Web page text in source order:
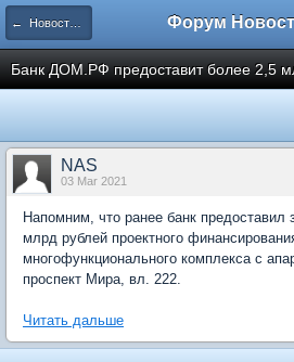
← Новости рынка недвижимости
Банк ДОМ.РФ предоставит более 2,5
NAS
03 Mar 2021
Напомним, что ранее банк предоставил
млрд рублей проектного
многофункционального комплекса с
проспект Мира, вл. 222.
Читать дальше